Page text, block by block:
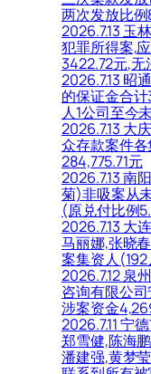
两次发放比
2026.7.13 玉
犯罪所得案,
3422.72元,无
2026.7.13 昭
的保证金合
人1公司至今
2026.7.13 大
众存款案件
284,775.71元
2026.7.13 南
菊)非吸案从
(原兑付比例
2026.7.13 大
马丽娜,张晓
案集资人
2026.7.12 泉
咨询有限公
涉案资金
2026.7.11 宁
郑雪健,陈海
潘建强,黄梦